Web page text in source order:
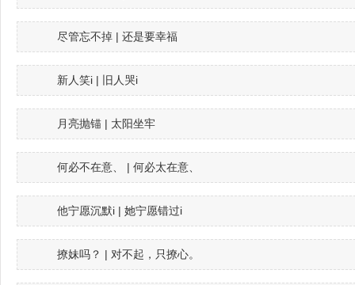
尽管忘不掉 | 还是要幸福
新人笑i | 旧人哭i
月亮抛锚 | 太阳坐牢
何必不在意、 | 何必太在意、
他宁愿沉默i | 她宁愿错过i
撩妹吗？ | 对不起，只撩心。